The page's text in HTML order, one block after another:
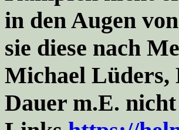
in den Augen
sie diese nach
Michael Lüders,
Dauer m.E.